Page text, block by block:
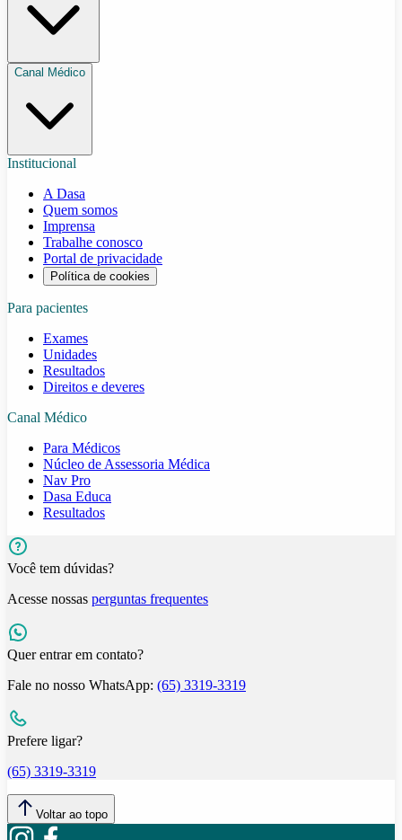
Canal Médico
Institucional
A Dasa
Quem somos
Imprensa
Trabalhe conosco
Portal de privacidade
Política de cookies
Para pacientes
Exames
Unidades
Resultados
Direitos e deveres
Canal Médico
Para Médicos
Núcleo de Assessoria Médica
Nav Pro
Dasa Educa
Resultados
Você tem dúvidas?
Acesse nossas perguntas frequentes
Quer entrar em contato?
Fale no nosso WhatsApp: (65) 3319-3319
Prefere ligar?
(65) 3319-3319
Voltar ao topo